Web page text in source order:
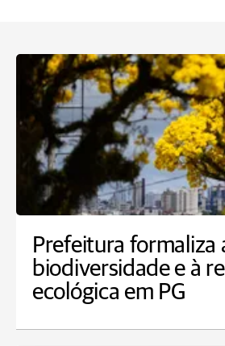
Prefeitura formaliza
biodiversidade e à
ecológica em PG